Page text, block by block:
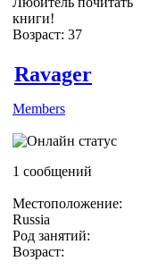
книги!
Возраст: 37
Ravager
Members
1 сообщений
Местоположение:
Russia
Род занятий:
Возраст: